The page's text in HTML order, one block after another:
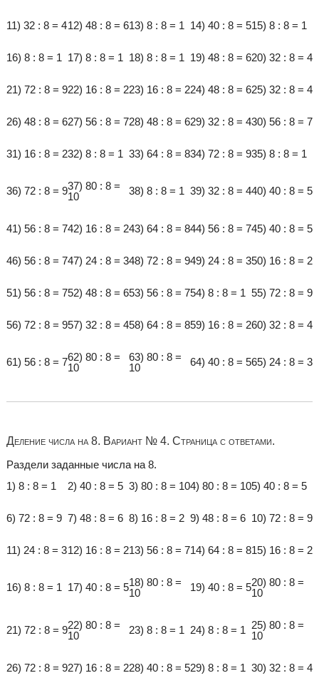
11) 32 : 8 = 412) 48 : 8 = 613) 8 : 8 = 1 14) 40 : 8 = 515) 8 : 8 = 1
16) 8 : 8 = 1 17) 8 : 8 = 1 18) 8 : 8 = 1 19) 48 : 8 = 620) 32 : 8 = 4
21) 72 : 8 = 922) 16 : 8 = 223) 16 : 8 = 224) 48 : 8 = 625) 32 : 8 = 4
26) 48 : 8 = 627) 56 : 8 = 728) 48 : 8 = 629) 32 : 8 = 430) 56 : 8 = 7
31) 16 : 8 = 232) 8 : 8 = 1 33) 64 : 8 = 834) 72 : 8 = 935) 8 : 8 = 1
36) 72 : 8 = 937) 80 : 8 =
10
38) 8 : 8 = 1 39) 32 : 8 = 440) 40 : 8 = 5
41) 56 : 8 = 742) 16 : 8 = 243) 64 : 8 = 844) 56 : 8 = 745) 40 : 8 = 5
46) 56 : 8 = 747) 24 : 8 = 348) 72 : 8 = 949) 24 : 8 = 350) 16 : 8 = 2
51) 56 : 8 = 752) 48 : 8 = 653) 56 : 8 = 754) 8 : 8 = 1 55) 72 : 8 = 9
56) 72 : 8 = 957) 32 : 8 = 458) 64 : 8 = 859) 16 : 8 = 260) 32 : 8 = 4
61) 56 : 8 = 762) 80 : 8 =
10
63) 80 : 8 =
10
64) 40 : 8 = 565) 24 : 8 = 3
Деление числа на 8. Вариант № 4. Страница с ответами.
Раздели заданные числа на 8.
1) 8 : 8 = 1
2) 40 : 8 = 5 3) 80 : 8 = 104) 80 : 8 = 105) 40 : 8 = 5
6) 72 : 8 = 9 7) 48 : 8 = 6 8) 16 : 8 = 2 9) 48 : 8 = 6 10) 72 : 8 = 9
11) 24 : 8 = 312) 16 : 8 = 213) 56 : 8 = 714) 64 : 8 = 815) 16 : 8 = 2
16) 8 : 8 = 1 17) 40 : 8 = 518) 80 : 8 =
10
19) 40 : 8 = 520) 80 : 8 =
10
21) 72 : 8 = 922) 80 : 8 =
10
23) 8 : 8 = 1 24) 8 : 8 = 1 25) 80 : 8 =
10
26) 72 : 8 = 927) 16 : 8 = 228) 40 : 8 = 529) 8 : 8 = 1 30) 32 : 8 = 4